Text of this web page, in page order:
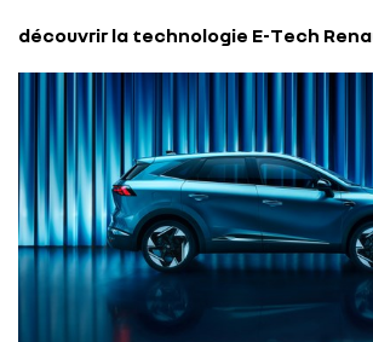
découvrir la technologie E-Tech